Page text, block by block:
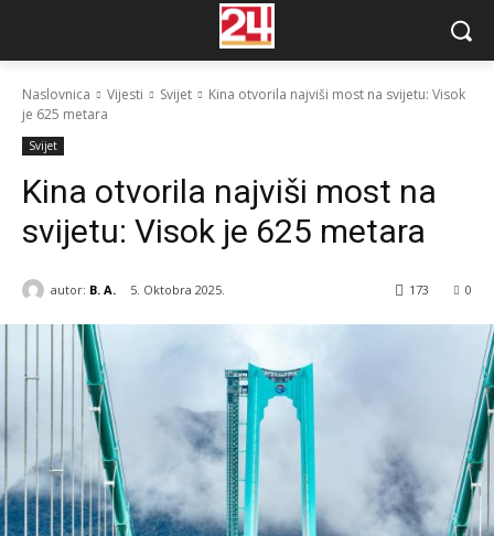
Naslovnica Vijesti Svijet
Kina otvorila najviši most na svijetu: Visok
je 625 metara
Svijet
Kina otvorila najviši most na
svijetu: Visok je 625 metara
autor: B. A. 5. Oktobra 2025. 0
173